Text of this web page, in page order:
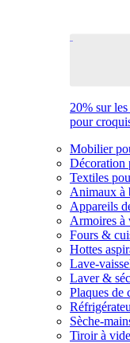
20% sur
pour
Mobilier
Décoration
Textiles
Animaux à
Appareils
Armoires à
Fours &
Hottes
Lave-
Laver &
Plaques de
Sèche-
Tiroir à